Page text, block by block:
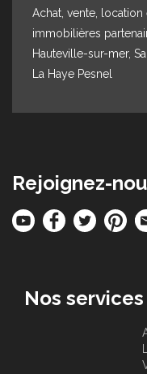
Achat, vente,
immobilières
Hauteville-sur-mer,
La Haye Pesnel
Rejoignez-
Nos services